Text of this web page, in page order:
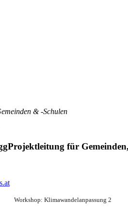
& -Schulen
Projektleitung für
Workshop: Klimawandelanpassung 2